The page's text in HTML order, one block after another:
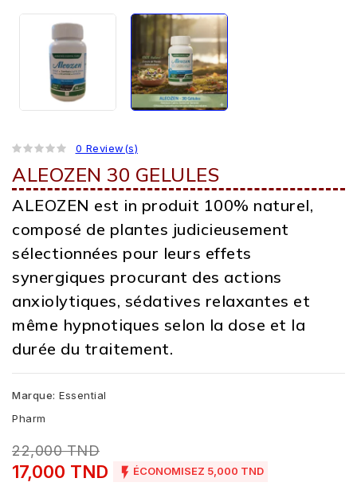
0 Review(s)
ALEOZEN 30 GELULES
ALEOZEN est in produit 100% naturel,
composé de plantes judicieusement
sélectionnées pour leurs effets
synergiques procurant des actions
anxiolytiques, sédatives relaxantes et
même hypnotiques selon la dose et la
durée du traitement.
Marque: Essential
Pharm
22,000 TND
17,000 TND  ÉCONOMISEZ 5,000 TND